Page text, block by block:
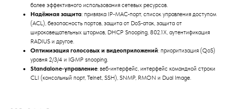
более эффективного использования сетевых ресурсов.
Надёжная защита: привязка IP‑MAC‑порт, список управления доступом
(ACL), безопасность портов, защита от DoS‑атак, защита от
широковещательных штормов, DHCP Snooping, 802.1X, аутентификация
RADIUS и другое.
Оптимизация голосовых и видеоприложений: приоритизация (QoS)
уровня 2/3/4 и IGMP snooping.
Standalone-управление: веб‑интерфейс, интерфейс командной строки
CLI (консольный порт, Telnet, SSH), SNMP, RMON и Dual Image.